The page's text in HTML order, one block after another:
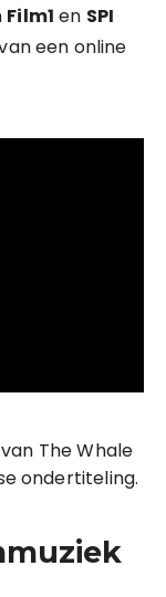
Film1 en SPI
een online
The Whale
ondertiteling.